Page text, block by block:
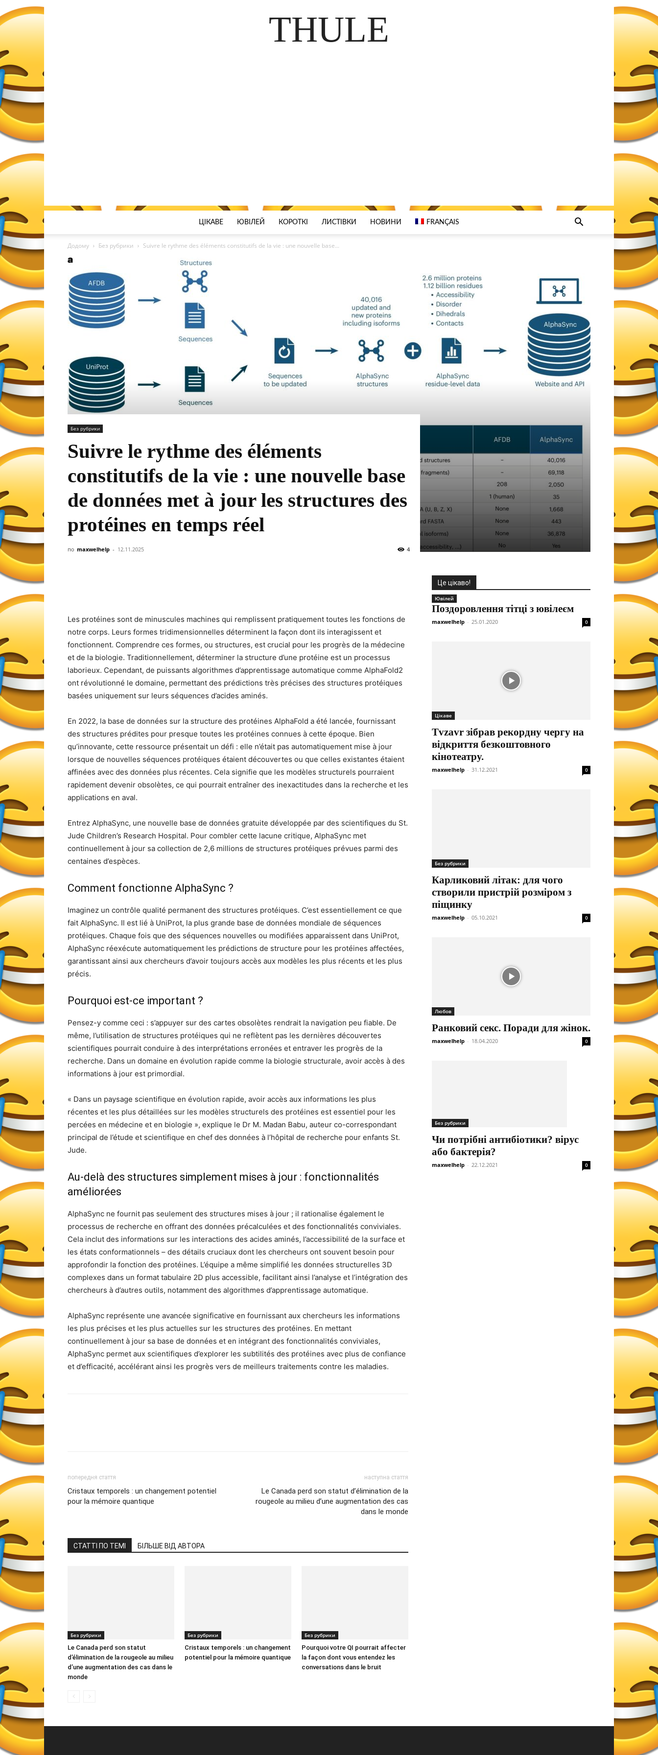
THULE
ЦІКАВЕ ЮВІЛЕЙ КОРОТКІ ЛИСТІВКИ НОВИНИ FRANÇAIS
Додому Без рубрики Suivre le rythme des éléments constitutifs de la vie : une nouvelle base...
Без рубрики
Suivre le rythme des éléments
constitutifs de la vie : une nouvelle base
de données met à jour les structures des
protéines en temps réel
по maxwelhelp - 12.11.2025 4
Les protéines sont de minuscules machines qui remplissent pratiquement toutes les fonctions de
notre corps. Leurs formes tridimensionnelles déterminent la façon dont ils interagissent et
fonctionnent. Comprendre ces formes, ou structures, est crucial pour les progrès de la médecine
et de la biologie. Traditionnellement, déterminer la structure d’une protéine est un processus
laborieux. Cependant, de puissants algorithmes d’apprentissage automatique comme AlphaFold2
ont révolutionné le domaine, permettant des prédictions très précises des structures protéiques
basées uniquement sur leurs séquences d’acides aminés.
En 2022, la base de données sur la structure des protéines AlphaFold a été lancée, fournissant
des structures prédites pour presque toutes les protéines connues à cette époque. Bien
qu’innovante, cette ressource présentait un défi : elle n’était pas automatiquement mise à jour
lorsque de nouvelles séquences protéiques étaient découvertes ou que celles existantes étaient
affinées avec des données plus récentes. Cela signifie que les modèles structurels pourraient
rapidement devenir obsolètes, ce qui pourrait entraîner des inexactitudes dans la recherche et les
applications en aval.
Entrez AlphaSync, une nouvelle base de données gratuite développée par des scientifiques du St.
Jude Children’s Research Hospital. Pour combler cette lacune critique, AlphaSync met
continuellement à jour sa collection de 2,6 millions de structures protéiques prévues parmi des
centaines d’espèces.
Comment fonctionne AlphaSync ?
Imaginez un contrôle qualité permanent des structures protéiques. C’est essentiellement ce que
fait AlphaSync. Il est lié à UniProt, la plus grande base de données mondiale de séquences
protéiques. Chaque fois que des séquences nouvelles ou modifiées apparaissent dans UniProt,
AlphaSync réexécute automatiquement les prédictions de structure pour les protéines affectées,
garantissant ainsi aux chercheurs d’avoir toujours accès aux modèles les plus récents et les plus
précis.
Pourquoi est-ce important ?
Pensez-y comme ceci : s’appuyer sur des cartes obsolètes rendrait la navigation peu fiable. De
même, l’utilisation de structures protéiques qui ne reflètent pas les dernières découvertes
scientifiques pourrait conduire à des interprétations erronées et entraver les progrès de la
recherche. Dans un domaine en évolution rapide comme la biologie structurale, avoir accès à des
informations à jour est primordial.
« Dans un paysage scientifique en évolution rapide, avoir accès aux informations les plus
récentes et les plus détaillées sur les modèles structurels des protéines est essentiel pour les
percées en médecine et en biologie », explique le Dr M. Madan Babu, auteur co-correspondant
principal de l’étude et scientifique en chef des données à l’hôpital de recherche pour enfants St.
Jude.
Au-delà des structures simplement mises à jour : fonctionnalités
améliorées
AlphaSync ne fournit pas seulement des structures mises à jour ; il rationalise également le
processus de recherche en offrant des données précalculées et des fonctionnalités conviviales.
Cela inclut des informations sur les interactions des acides aminés, l’accessibilité de la surface et
les états conformationnels – des détails cruciaux dont les chercheurs ont souvent besoin pour
approfondir la fonction des protéines. L’équipe a même simplifié les données structurelles 3D
complexes dans un format tabulaire 2D plus accessible, facilitant ainsi l’analyse et l’intégration des
chercheurs à d’autres outils, notamment des algorithmes d’apprentissage automatique.
AlphaSync représente une avancée significative en fournissant aux chercheurs les informations
les plus précises et les plus actuelles sur les structures des protéines. En mettant
continuellement à jour sa base de données et en intégrant des fonctionnalités conviviales,
AlphaSync permet aux scientifiques d’explorer les subtilités des protéines avec plus de confiance
et d’efficacité, accélérant ainsi les progrès vers de meilleurs traitements contre les maladies.
попередня стаття
Cristaux temporels : un changement potentiel
pour la mémoire quantique
наступна стаття
Le Canada perd son statut d’élimination de la
rougeole au milieu d’une augmentation des cas
dans le monde
СТАТТІ ПО ТЕМІ БІЛЬШЕ ВІД АВТОРА
Без рубрики
Le Canada perd son statut
d’élimination de la rougeole au milieu
d’une augmentation des cas dans le
monde
Без рубрики
Cristaux temporels : un changement
potentiel pour la mémoire quantique
Без рубрики
Pourquoi votre QI pourrait affecter
la façon dont vous entendez les
conversations dans le bruit
Це цікаво!
Ювілей
Поздоровлення тітці з ювілеєм
maxwelhelp - 25.01.2020 0
Цікаве
Tvzavr зібрав рекордну чергу на
відкриття безкоштовного
кінотеатру.
maxwelhelp - 31.12.2021 0
Без рубрики
Карликовий літак: для чого
створили пристрій розміром з
піщинку
maxwelhelp - 05.10.2021 0
Любов
Ранковий секс. Поради для жінок.
maxwelhelp - 18.04.2020 0
Без рубрики
Чи потрібні антибіотики? вірус
або бактерія?
maxwelhelp - 22.12.2021 0